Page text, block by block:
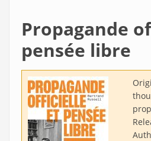
Propagande
pensée libre